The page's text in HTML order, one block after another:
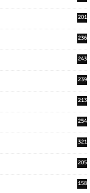
201
236
243
239
213
254
321
205
158